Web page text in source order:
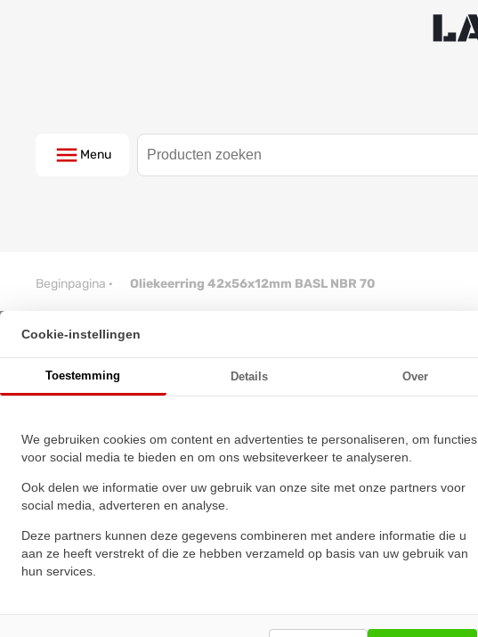
Menu
Beginpagina · Oliekeerring 42x56x12mm BASL NBR 70
Cookie-instellingen
Toestemming Details Over
We gebruiken cookies om content en advertenties te personaliseren, om functies
voor social media te bieden en om ons websiteverkeer te analyseren.
Ook delen we informatie over uw gebruik van onze site met onze partners voor
social media, adverteren en analyse.
Deze partners kunnen deze gegevens combineren met andere informatie die u
aan ze heeft verstrekt of die ze hebben verzameld op basis van uw gebruik van
hun services.
Oliekeerring 42x56x12mm BASL NBR
★★★★★
★★★★★